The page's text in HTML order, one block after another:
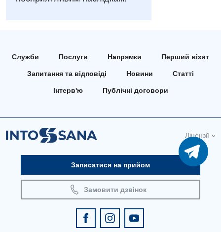
Відділення інтенсивної терапії
Відділення кардіосудинної патології та неврології
Відділення невідкладних станів
Гінекологічне відділення
Травматологічне відділення
Хірургічне відділення
Служби Послуги Напрямки Перший візит
Запитання та відповіді Новини Статті
Інтерв'ю Публічні договори
Ліцензії
Записатися на прийом
Замовити дзвінок